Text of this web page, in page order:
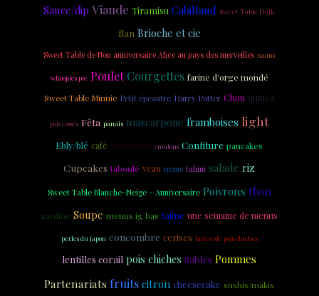
Sauce/dip Viande Tiramisu Cabillaud Sweet Table Hulk
flan Brioche et cie
Sweet Table de Non anniversaire Alice au pays des merveilles naans
whoopies pie Poulet Courgettes farine d'orge mondé
Sweet Table Minnie Petit épeautre Harry Potter Chou quinoa
pois cassés Fêta panais mascarpone framboises light
Ebly/blé café Feuilletés croutons Confiture pancakes
Cupcakes taboulé veau nems tahini salade riz
Sweet Table Blanche-Neige - Anniversaire Poivrons thon
sardine Soupe menus ig bas tajine une semaine de menus
perles du japon concombre cerises farine de pois chiches
lentilles corail pois chiches Sablés Pommes
Partenariats fruits citron cheesecake sushis/makis